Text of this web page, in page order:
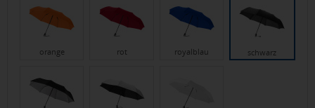
orange rot royalblau schwarz